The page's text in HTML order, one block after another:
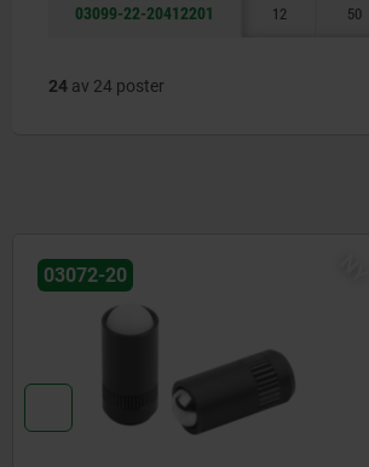
03099-22-20412201 12 50
24 av 24 poster
03072-20